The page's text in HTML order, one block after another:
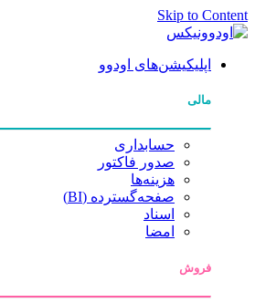
Skip to Content
اپلیکیشن‌های اودوو
مالی
حسابداری
صدور فاکتور
هزینه‌ها
صفحه‌گسترده (BI)
اسناد
امضا
فروش